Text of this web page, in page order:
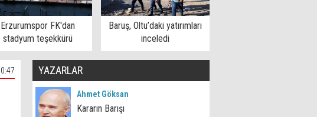
Erzurumspor FK'dan
stadyum teşekkürü
Baruş, Oltu’daki yatırımları
inceledi
YAZARLAR
Ahmet Göksan
Kararın Barışı